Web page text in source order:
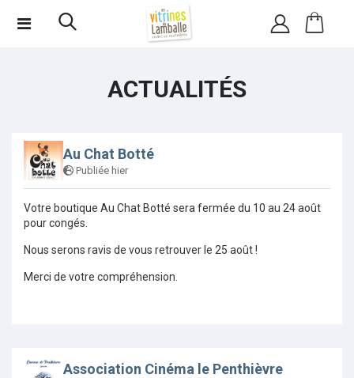
ACTUALITÉS
Au Chat Botté
Publiée hier
Votre boutique Au Chat Botté sera fermée du 10 au 24 août
pour congés.
Nous serons ravis de vous retrouver le 25 août !
Merci de votre compréhension.
Association Cinéma le Penthièvre